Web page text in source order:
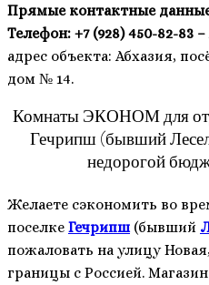
Прямые контактные
Телефон: +7 (928) 450-82-83
адрес объекта: Абхазия,
дом № 14.
Комнаты ЭКОНОМ для
Гечрипш (бывший
недорогой
Желаете сэкономить во
поселке Гечрипш (бывший
пожаловать на улицу
границы с Россией.